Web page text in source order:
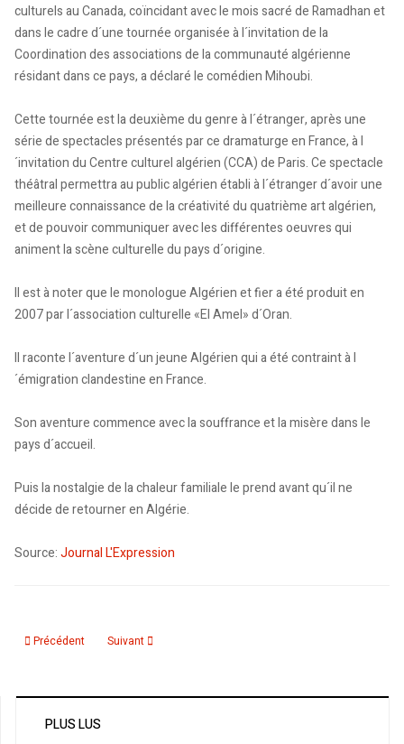
culturels au Canada, coïncidant avec le mois sacré de Ramadhan et
dans le cadre d´une tournée organisée à l´invitation de la
Coordination des associations de la communauté algérienne
résidant dans ce pays, a déclaré le comédien Mihoubi.
Cette tournée est la deuxième du genre à l´étranger, après une
série de spectacles présentés par ce dramaturge en France, à l
´invitation du Centre culturel algérien (CCA) de Paris. Ce spectacle
théâtral permettra au public algérien établi à l´étranger d´avoir une
meilleure connaissance de la créativité du quatrième art algérien,
et de pouvoir communiquer avec les différentes oeuvres qui
animent la scène culturelle du pays d´origine.
Il est à noter que le monologue Algérien et fier a été produit en
2007 par l´association culturelle «El Amel» d´Oran.
Il raconte l´aventure d´un jeune Algérien qui a été contraint à l
´émigration clandestine en France.
Son aventure commence avec la souffrance et la misère dans le
pays d´accueil.
Puis la nostalgie de la chaleur familiale le prend avant qu´il ne
décide de retourner en Algérie.
Source:Journal L'Expression
Article précédent : L’Algérie fait don d’une fresque au Musée Nature et
Précédent Article suivant : Couscous Comedy Show: bigarré,
Suivant
PLUS LUS